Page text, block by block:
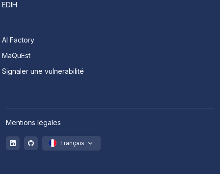
EDIH
AI Factory
MaQuEst
Signaler une vulnerabilité
Mentions légales
Français